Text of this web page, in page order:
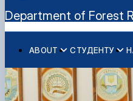
Department of Forest
ABOUT
Історія кафедри
Співробітники кафедри
Лабораторії
СТУДЕНТУ
Освітня діяльність
Дипломне
Науково-інноваційна
Публікації
Підручники,
Дорадчо-
Вирощування
Сертифікатні програми